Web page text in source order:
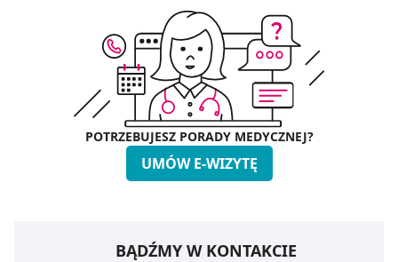
POTRZEBUJESZ PORADY MEDYCZNEJ?
UMÓW E-WIZYTĘ
BĄDŹMY W KONTAKCIE